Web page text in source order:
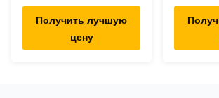
емкость 1 тонны
небольшой
поворачивая радиус
Получить лучшую
цену